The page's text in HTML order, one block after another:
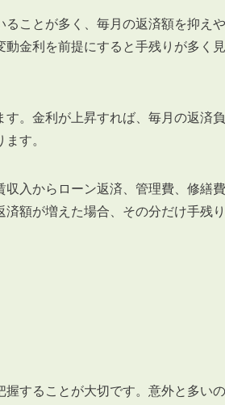
介会社様向け物件検索ログイン
者向け・申込方法
ことが多く、毎月の返済額を抑え
金利を前提にすると手残りが多く
。金利が上昇すれば、毎月の返済
す。
入からローン返済、管理費、修繕
額が増えた場合、その分だけ手残
することが大切です。意外と多いの